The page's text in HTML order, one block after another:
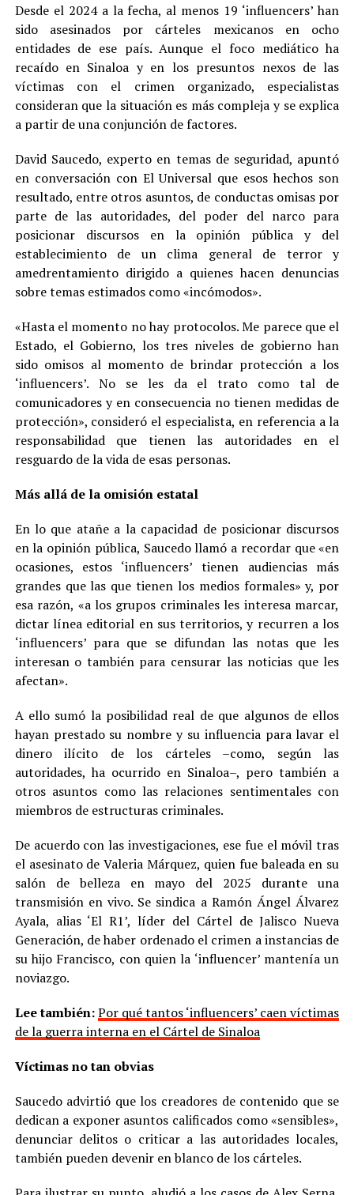
Desde el 2024 a la fecha, al menos 19 ‘influencers’ han
sido asesinados por cárteles mexicanos en ocho
entidades de ese país. Aunque el foco mediático ha
recaído en Sinaloa y en los presuntos nexos de las
víctimas con el crimen organizado, especialistas
consideran que la situación es más compleja y se explica
a partir de una conjunción de factores.
David Saucedo, experto en temas de seguridad, apuntó
en conversación con El Universal que esos hechos son
resultado, entre otros asuntos, de conductas omisas por
parte de las autoridades, del poder del narco para
posicionar discursos en la opinión pública y del
establecimiento de un clima general de terror y
amedrentamiento dirigido a quienes hacen denuncias
sobre temas estimados como «incómodos».
«Hasta el momento no hay protocolos. Me parece que el
Estado, el Gobierno, los tres niveles de gobierno han
sido omisos al momento de brindar protección a los
‘influencers’. No se les da el trato como tal de
comunicadores y en consecuencia no tienen medidas de
protección», consideró el especialista, en referencia a la
responsabilidad que tienen las autoridades en el
resguardo de la vida de esas personas.
Más allá de la omisión estatal
En lo que atañe a la capacidad de posicionar discursos
en la opinión pública, Saucedo llamó a recordar que «en
ocasiones, estos ‘influencers’ tienen audiencias más
grandes que las que tienen los medios formales» y, por
esa razón, «a los grupos criminales les interesa marcar,
dictar línea editorial en sus territorios, y recurren a los
‘influencers’ para que se difundan las notas que les
interesan o también para censurar las noticias que les
afectan».
A ello sumó la posibilidad real de que algunos de ellos
hayan prestado su nombre y su influencia para lavar el
dinero ilícito de los cárteles –como, según las
autoridades, ha ocurrido en Sinaloa–, pero también a
otros asuntos como las relaciones sentimentales con
miembros de estructuras criminales.
De acuerdo con las investigaciones, ese fue el móvil tras
el asesinato de Valeria Márquez, quien fue baleada en su
salón de belleza en mayo del 2025 durante una
transmisión en vivo. Se sindica a Ramón Ángel Álvarez
Ayala, alias ‘El R1’, líder del Cártel de Jalisco Nueva
Generación, de haber ordenado el crimen a instancias de
su hijo Francisco, con quien la ‘influencer’ mantenía un
noviazgo.
Lee también:Por qué tantos ‘influencers’ caen víctimas
de la guerra interna en el Cártel de Sinaloa
Víctimas no tan obvias
Saucedo advirtió que los creadores de contenido que se
dedican a exponer asuntos calificados como «sensibles»,
denunciar delitos o criticar a las autoridades locales,
también pueden devenir en blanco de los cárteles.